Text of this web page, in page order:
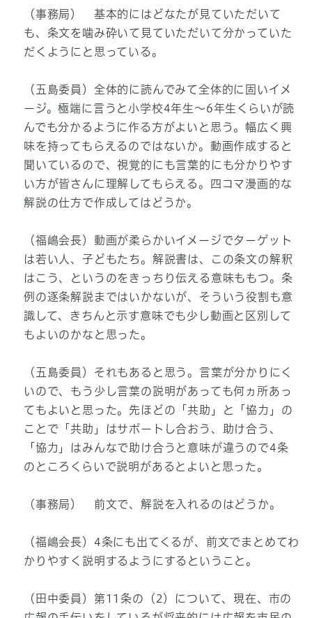
（事務局） 基本的にはどなたが見ていただいて
も、条文を噛み砕いて見ていただいて分かっていた
だくようにと思っている。
（五島委員）全体的に読んでみて全体的に固いイメ
ージ。極端に言うと小学校4年生～6年生くらいが読
んでも分かるように作る方がよいと思う。幅広く興
味を持ってもらえるのではないか。動画作成すると
聞いているので、視覚的にも言葉的にも分かりやす
い方が皆さんに理解してもらえる。四コマ漫画的な
解説の仕方で作成してはどうか。
（福嶋会長）動画が柔らかいイメージでターゲット
は若い人、子どもたち。解説書は、この条文の解釈
はこう、というのをきっちり伝える意味ももつ。条
例の逐条解説まではいかないが、そういう役割も意
識して、きちんと示す意味でも少し動画と区別して
もよいのかなと思った。
（五島委員）それもあると思う。言葉が分かりにく
いので、もう少し言葉の説明があっても何ヵ所あっ
てもよいと思った。先ほどの「共助」と「協力」の
ことで「共助」はサポートし合おう、助け合う、
「協力」はみんなで助け合うと意味が違うので4条
のところくらいで説明があるとよいと思った。
（事務局） 前文で、解説を入れるのはどうか。
（福嶋会長）4条にも出てくるが、前文でまとめてわ
かりやすく説明するようにするということ。
（田中委員）第11条の（2）について、現在、市の